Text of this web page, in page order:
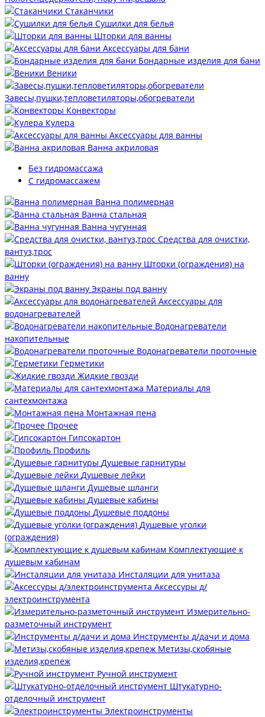
Стаканчики
Сушилки для белья
Шторки для ванны
Аксессуары для бани
Бондарные изделия для бани
Веники
Завесы,пушки,тепловетиляторы,обогреватели
Конвекторы
Кулера
Аксессуары для ванны
Ванна акриловая
Без гидромассажа
С гидромассажем
Ванна полимерная
Ванна стальная
Ванна чугунная
Средства для очистки,
вантуз,трос
Шторки (ограждения) на
ванну
Экраны под ванну
Аксессуары для
водонагревателей
Водонагреватели
накопительные
Водонагреватели проточные
Герметики
Жидкие гвозди
Материалы для
сантехмонтажа
Монтажная пена
Прочее
Гипсокартон
Профиль
Душевые гарнитуры
Душевые лейки
Душевые шланги
Душевые кабины
Душевые поддоны
Душевые уголки
(ограждения)
Комплектующие к
душевым кабинам
Инсталяции для унитаза
Аксессуры д/
электроинструмента
Измерительно-
разметочный инструмент
Инструменты д/дачи и дома
Метизы,скобяные
изделия,крепеж
Ручной инструмент
Штукатурно-
отделочный инструмент
Электроинструменты